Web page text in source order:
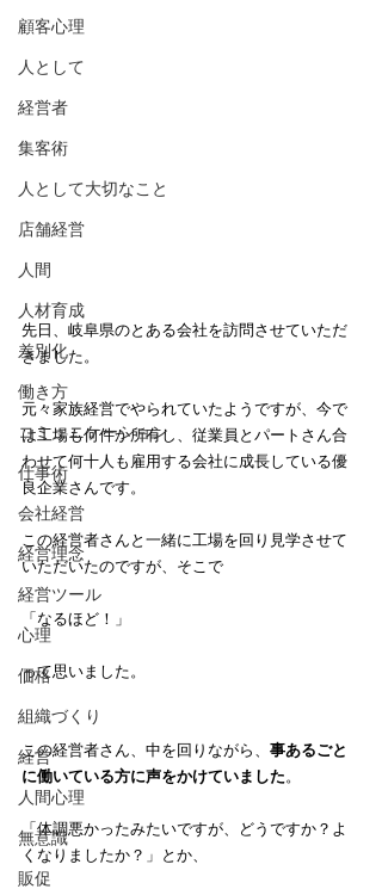
顧客心理
人として
経営者
集客術
人として大切なこと
店舗経営
人間
人材育成
差別化
働き方
コミュニケーション
仕事術
会社経営
経営理念
経営ツール
心理
価格
組織づくり
経営
人間心理
無意識
販促
先日、岐阜県のとある会社を訪問させていただ
きました。
元々家族経営でやられていたようですが、今で
は工場も何件か所有し、従業員とパートさん合
わせて何十人も雇用する会社に成長している優
良企業さんです。
この経営者さんと一緒に工場を回り見学させて
いただいたのですが、そこで
「なるほど！」
って思いました。
この経営者さん、中を回りながら、 事あるごと
に働いている方に声をかけていました 。
「体調悪かったみたいですが、どうですか？よ
くなりましたか？」とか、